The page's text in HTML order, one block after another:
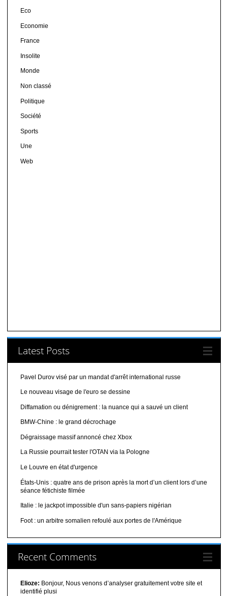
Eco
Economie
France
Insolite
Monde
Non classé
Politique
Société
Sports
Une
Web
Latest Posts
Pavel Durov visé par un mandat d'arrêt international russe
Le nouveau visage de l'euro se dessine
Diffamation ou dénigrement : la nuance qui a sauvé un client
BMW-Chine : le grand décrochage
Dégraissage massif annoncé chez Xbox
La Russie pourrait tester l'OTAN via la Pologne
Le Louvre en état d'urgence
États-Unis : quatre ans de prison après la mort d’un client lors d’une
séance fétichiste filmée
Italie : le jackpot impossible d'un sans-papiers nigérian
Foot : un arbitre somalien refoulé aux portes de l'Amérique
Recent Comments
Elioze: Bonjour, Nous venons d’analyser gratuitement votre site et
identifié plusi